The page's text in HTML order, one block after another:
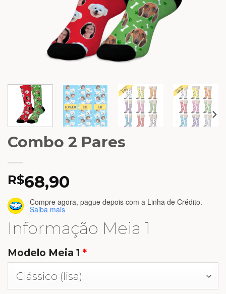
Combo 2 Pares
R$68,90
Compre agora, pague depois com a Linha de Crédito.
Saiba mais
Informação Meia 1
Modelo Meia 1 *